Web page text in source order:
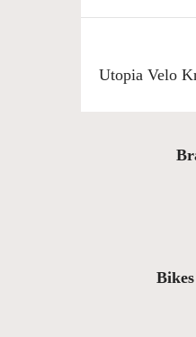
Utopia Velo